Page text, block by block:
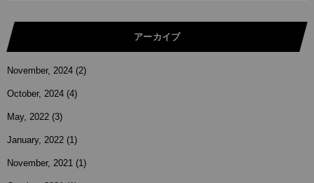
アーカイブ
November, 2024 (2)
October, 2024 (4)
May, 2022 (3)
January, 2022 (1)
November, 2021 (1)